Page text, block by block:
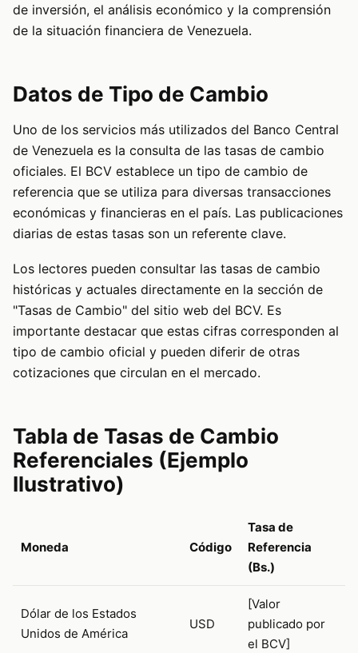
de inversión, el análisis económico y la comprensión
de la situación financiera de Venezuela.
Datos de Tipo de Cambio
Uno de los servicios más utilizados del Banco Central
de Venezuela es la consulta de las tasas de cambio
oficiales. El BCV establece un tipo de cambio de
referencia que se utiliza para diversas transacciones
económicas y financieras en el país. Las publicaciones
diarias de estas tasas son un referente clave.
Los lectores pueden consultar las tasas de cambio
históricas y actuales directamente en la sección de
"Tasas de Cambio" del sitio web del BCV. Es
importante destacar que estas cifras corresponden al
tipo de cambio oficial y pueden diferir de otras
cotizaciones que circulan en el mercado.
Tabla de Tasas de Cambio
Referenciales (Ejemplo
Ilustrativo)
Moneda Código
Tasa de
Referencia
(Bs.)
Dólar de los Estados
Unidos de América
USD
[Valor
publicado por
el BCV]